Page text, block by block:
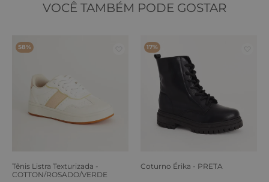
VOCÊ TAMBÉM PODE GOSTAR
58%
Tênis Listra Texturizada -
COTTON/ROSADO/VERDE
17%
Coturno Érika - PRETA